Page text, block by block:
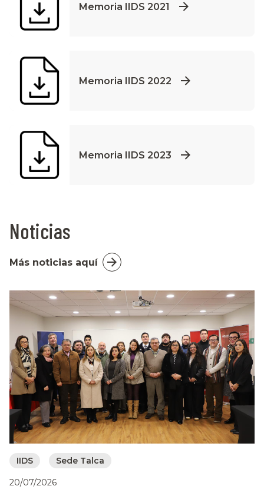
Memoria IIDS 2021
Memoria IIDS 2022
Memoria IIDS 2023
Noticias
Más noticias aquí
IIDS Sede Talca
20/07/2026